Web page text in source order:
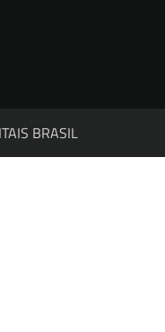
BRASIL